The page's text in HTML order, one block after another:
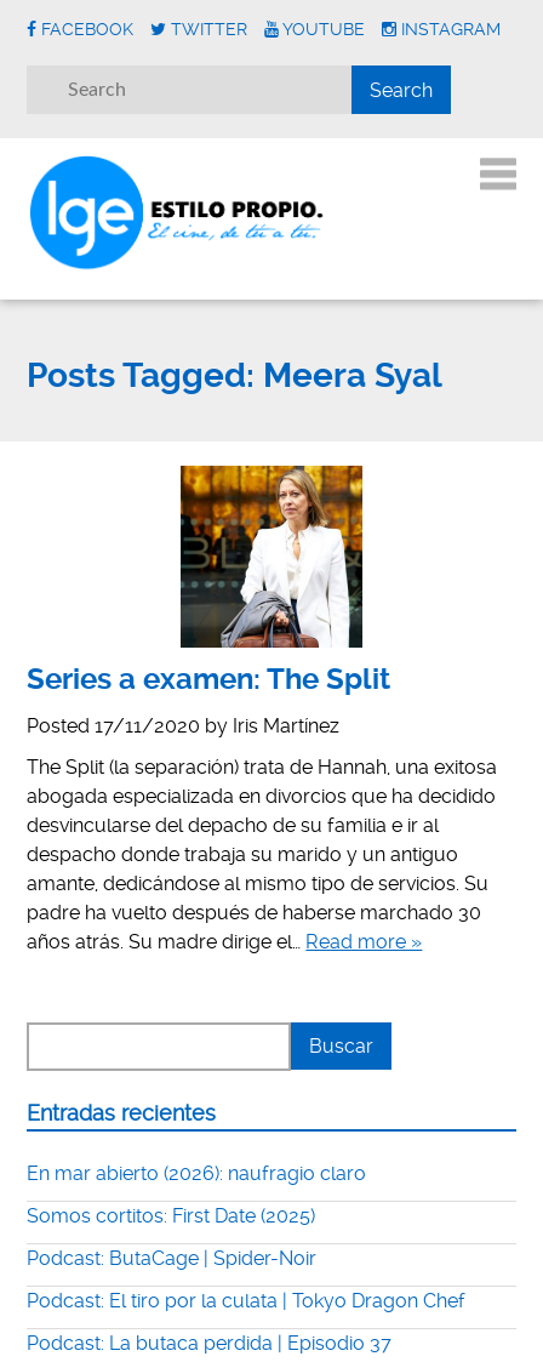
FACEBOOK TWITTER YOUTUBE INSTAGRAM
Posts Tagged: Meera Syal
Series a examen: The Split
Posted17/11/2020 by Iris Martínez
The Split (la separación) trata de Hannah, una exitosa
abogada especializada en divorcios que ha decidido
desvincularse del depacho de su familia e ir al
despacho donde trabaja su marido y un antiguo
amante, dedicándose al mismo tipo de servicios. Su
padre ha vuelto después de haberse marchado 30
años atrás. Su madre dirige el… Read more »
Entradas recientes
En mar abierto (2026): naufragio claro
Somos cortitos: First Date (2025)
Podcast: ButaCage | Spider-Noir
Podcast: El tiro por la culata | Tokyo Dragon Chef
Podcast: La butaca perdida | Episodio 37